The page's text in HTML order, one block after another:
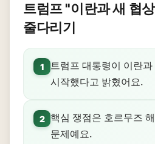
트럼프 "이란과 새 협
줄다리기
1
트럼프 대통령이 이란
시작했다고 밝혔어요.
2
핵심 쟁점은 호르무즈
문제예요.